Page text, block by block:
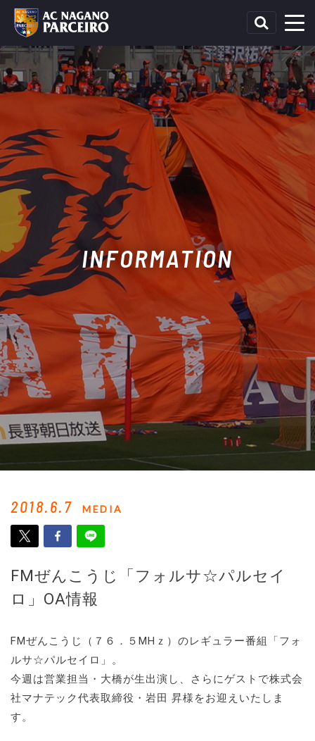
INFORMATION
2018.6.7 MEDIA
FMぜんこうじ「フォルサ☆パルセイ
ロ」OA情報
FMぜんこうじ（７６．５MHｚ）のレギュラー番組「フォ
ルサ☆パルセイロ」。
今週は営業担当・大橋が生出演し、さらにゲストで株式会
社マナテック代表取締役・岩田 昇様をお迎えいたしま
す。